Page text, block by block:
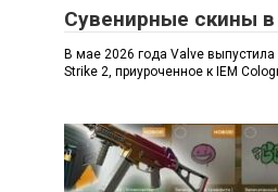
Сувенирные скины в
В мае 2026 года Valve
Strike 2, приуроченное к IEM